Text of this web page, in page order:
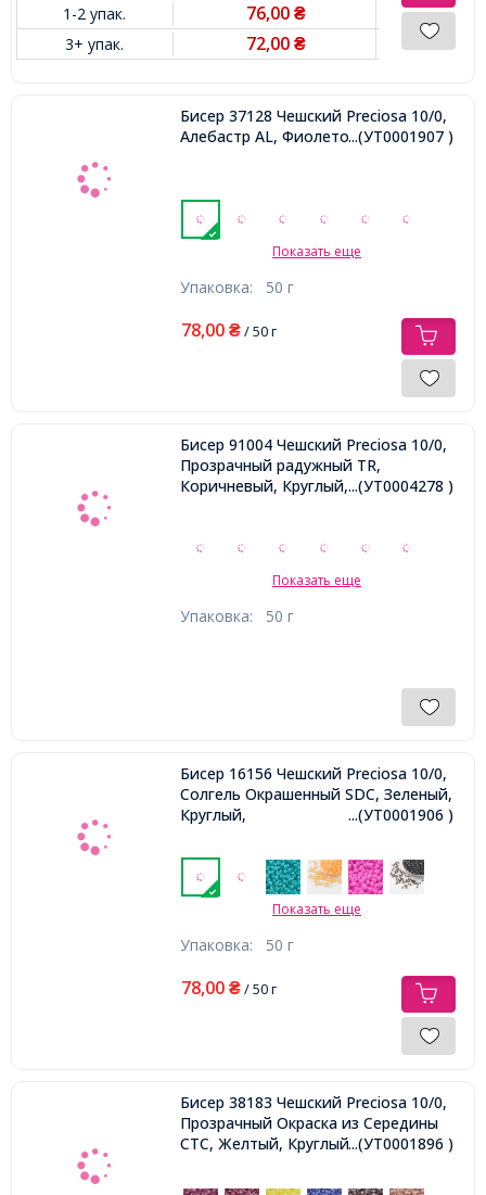
1-2 упак.
76,00₴
3+ упак. 72,00₴
Бисер 37128 Чешский Preciosa 10/0,
Алебастр AL, Фиолетовый, Круглый,...(УТ0001907 )
Показать еще
Упаковка: 50 г
78,00 ₴/ 50 г
Бисер 91004 Чешский Preciosa 10/0,
Прозрачный радужный TR,
Коричневый, Круглый,
...(УТ0004278 )
Показать еще
Упаковка: 50 г
Бисер 16156 Чешский Preciosa 10/0,
Солгель Окрашенный SDC, Зеленый,
Круглый,
...(УТ0001906 )
Показать еще
Упаковка: 50 г
78,00 ₴/ 50 г
Бисер 38183 Чешский Preciosa 10/0,
Прозрачный Окраска из Середины
CTC, Желтый, Круглый,
...(УТ0001896 )